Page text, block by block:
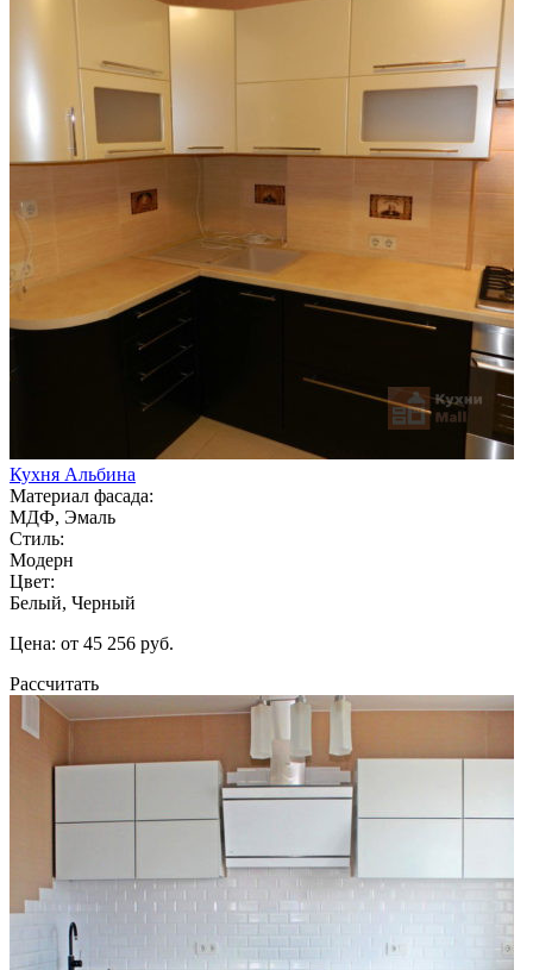
Кухня Альбина
Материал фасада:
МДФ, Эмаль
Стиль:
Модерн
Цвет:
Белый, Черный
Цена: от 45 256 руб.
Рассчитать